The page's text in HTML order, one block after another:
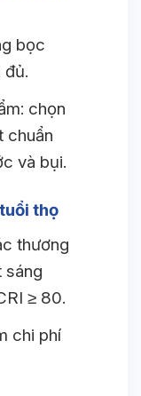
bọc
đủ.
chọn
chuẩn
và bụi.
thọ
thương
sáng
≥ 80.
chi phí